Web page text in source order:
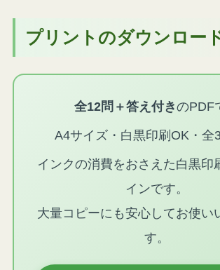
プリントのダウンロー
全12問＋答え付きのPDF
A4サイズ・白黒印刷OK・全
インクの消費をおさえた白黒印
インです。
大量コピーにも安心してお使い
す。